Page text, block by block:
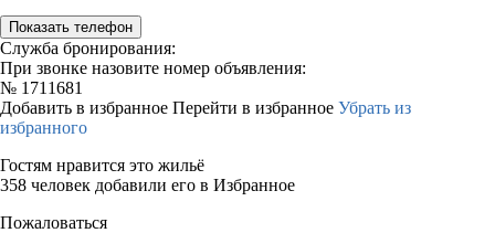
Показать телефон
Служба бронирования:
При звонке назовите номер объявления:
№ 1711681
Добавить в избранное Перейти в избранное Убрать из
избранного
Гостям нравится это жильё
358 человек добавили его в Избранное
Пожаловаться